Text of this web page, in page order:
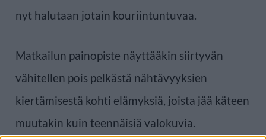
nyt halutaan jotain kouriintuntuvaa.
Matkailun painopiste näyttääkin siirtyvän
vähitellen pois pelkästä nähtävyyksien
kiertämisestä kohti elämyksiä, joista jää käteen
muutakin kuin teennäisiä valokuvia.